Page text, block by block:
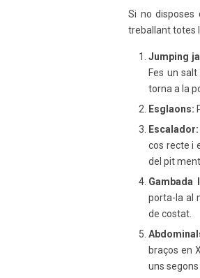
Si no
treballant totes
Jumping
Fes un
torna a la
Esglaons:
Escalador:
cos recte i
del pit
Gambada
porta-la al
de costat.
braços en
uns